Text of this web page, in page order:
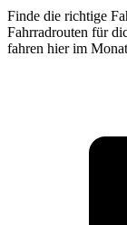
Finde die richtige
Fahrradrouten für
fahren hier im